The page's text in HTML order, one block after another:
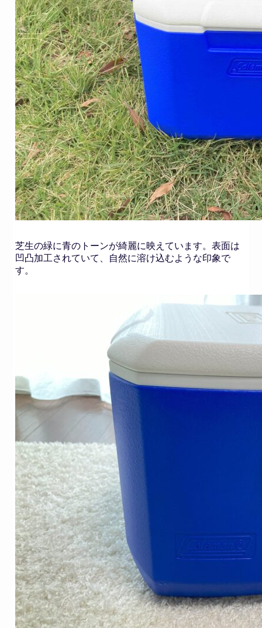
芝生の緑に青のトーンが綺麗に映えています。表面は
凹凸加工されていて、自然に溶け込むような印象で
す。